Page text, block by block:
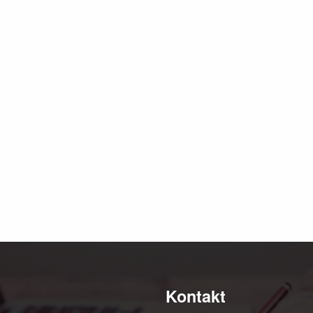
Kontakt